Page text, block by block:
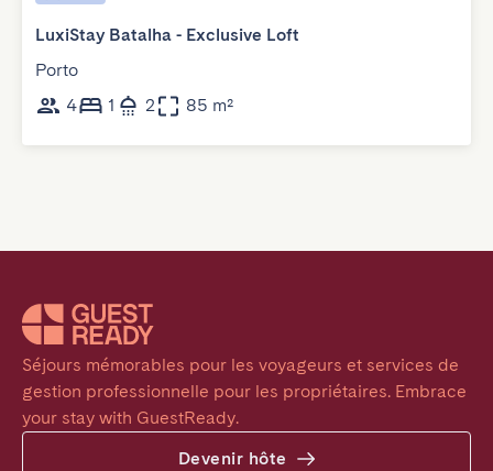
LuxiStay Batalha - Exclusive Loft
Porto
4
1 2 85 m²
Séjours mémorables pour les voyageurs et services de
gestion professionnelle pour les propriétaires. Embrace
your stay with GuestReady.
Devenir hôte